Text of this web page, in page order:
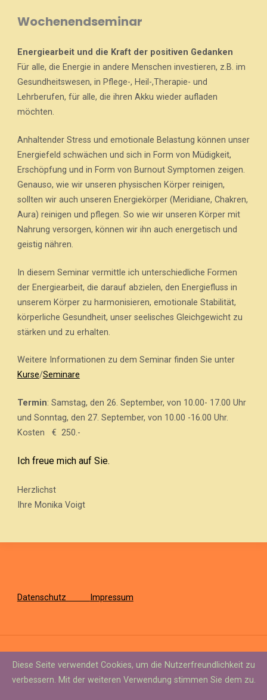
Wochenendseminar
Energiearbeit und die Kraft der positiven Gedanken
Für alle, die Energie in andere Menschen investieren, z.B. im
Gesundheitswesen, in Pflege-, Heil-,Therapie- und
Lehrberufen, für alle, die ihren Akku wieder aufladen
möchten.
Anhaltender Stress und emotionale Belastung können unser
Energiefeld schwächen und sich in Form von Müdigkeit,
Erschöpfung und in Form von Burnout Symptomen zeigen.
Genauso, wie wir unseren physischen Körper reinigen,
sollten wir auch unseren Energiekörper (Meridiane, Chakren,
Aura) reinigen und pflegen. So wie wir unseren Körper mit
Nahrung versorgen, können wir ihn auch energetisch und
geistig nähren.
In diesem Seminar vermittle ich unterschiedliche Formen
der Energiearbeit, die darauf abzielen, den Energiefluss in
unserem Körper zu harmonisieren, emotionale Stabilität,
körperliche Gesundheit, unser seelisches Gleichgewicht zu
stärken und zu erhalten.
Weitere Informationen zu dem Seminar finden Sie unter
Kurse/Seminare
Termin: Samstag, den 26. September, von 10.00- 17.00 Uhr
und Sonntag, den 27. September, von 10.00 -16.00 Uhr.
Kosten € 250.-
Ich freue mich auf Sie.
Herzlichst
Ihre Monika Voigt
Datenschutz Impressum
Diese Seite verwendet Cookies, um die Nutzerfreundlichkeit zu
verbessern. Mit der weiteren Verwendung stimmen Sie dem zu.